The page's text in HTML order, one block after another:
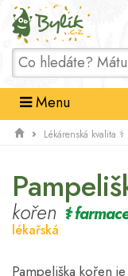
Domů
Menu
Lékárenská kvalita ⚕
kořen ⚕
lékařská
Pampeliška kořen